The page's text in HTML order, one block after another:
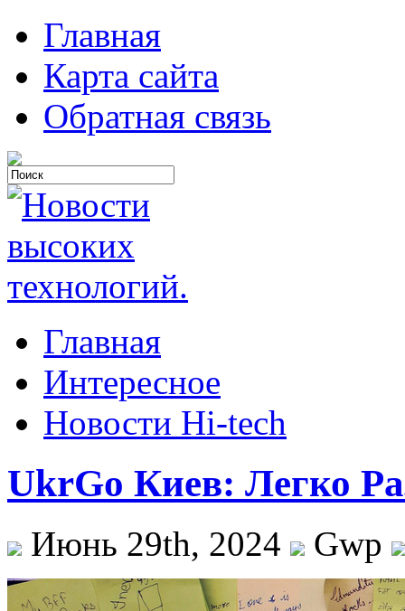
Главная
Карта сайта
Обратная связь
Главная
Интересное
Новости Hi-tech
UkrGo Киев: Легко
Июнь 29th, 2024 Gwp